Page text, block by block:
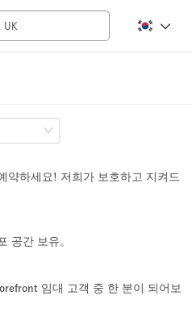
5000+ sq ft
약하세요! 저희가 보호하고 지켜드
공간 보유。
임대 고객 중 한 분이 되어보